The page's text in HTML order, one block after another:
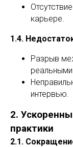
карьере.
1.4.
Разрыв
интервью.
2.
практики
2.1.